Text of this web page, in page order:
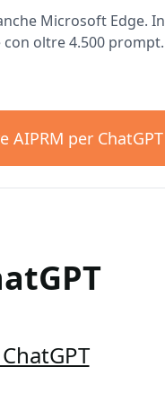
Microsoft Edge.
oltre 4.500 prompt.
AIPRM per ChatGPT